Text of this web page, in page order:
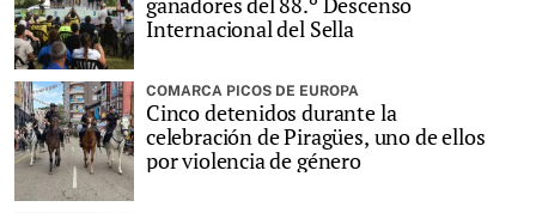
Internacional del Sella
COMARCA PICOS DE EUROPA
Cinco detenidos durante la
celebración de Piragües, uno de ellos
por violencia de género